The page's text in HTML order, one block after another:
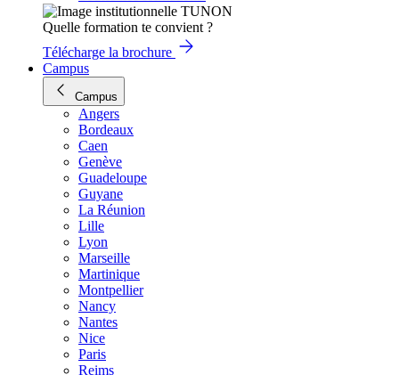
Quelle formation te convient ?
Télécharge la brochure
Campus
Campus
Angers
Bordeaux
Caen
Genève
Guadeloupe
Guyane
La Réunion
Lille
Lyon
Marseille
Martinique
Montpellier
Nancy
Nantes
Nice
Paris
Reims